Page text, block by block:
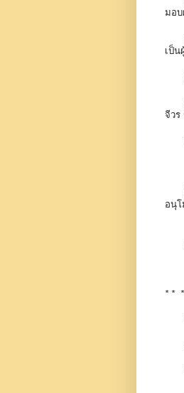
มอบ
เป็
จีวร
อนุ
* *